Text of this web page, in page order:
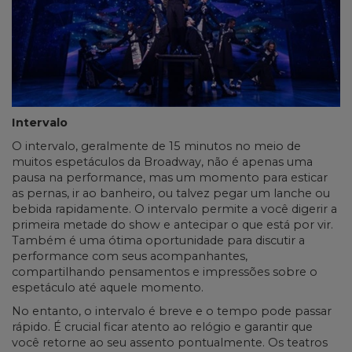
Intervalo
O intervalo, geralmente de 15 minutos no meio de
muitos espetáculos da Broadway, não é apenas uma
pausa na performance, mas um momento para esticar
as pernas, ir ao banheiro, ou talvez pegar um lanche ou
bebida rapidamente. O intervalo permite a você digerir a
primeira metade do show e antecipar o que está por vir.
Também é uma ótima oportunidade para discutir a
performance com seus acompanhantes,
compartilhando pensamentos e impressões sobre o
espetáculo até aquele momento.
No entanto, o intervalo é breve e o tempo pode passar
rápido. É crucial ficar atento ao relógio e garantir que
você retorne ao seu assento pontualmente. Os teatros